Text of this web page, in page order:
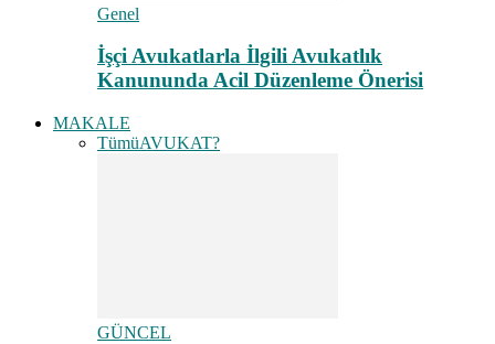
Genel
İşçi Avukatlarla İlgili Avukatlık
Kanununda Acil Düzenleme Önerisi
MAKALE
TümüAVUKAT?
GÜNCEL